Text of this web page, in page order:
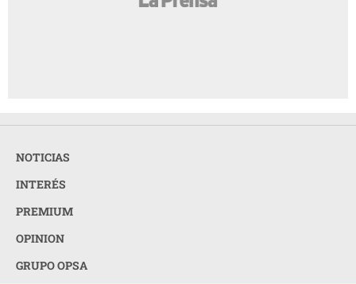
NOTICIAS
INTERÉS
PREMIUM
OPINION
GRUPO OPSA